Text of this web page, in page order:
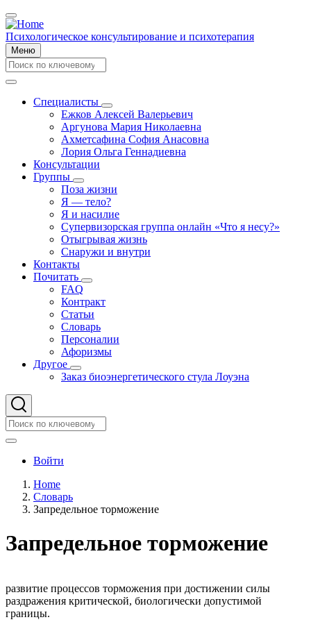
Перейти
к
основному
содержанию
Психологическое консультирование и психотерапия
Меню
Search
Search
navigation
Специалисты
Специалисты
подменю
Ежков Алексей Валерьевич
Аргунова Мария Николаевна
Ахметсафина София Анасовна
Лория Ольга Геннадиевна
Консультации
Группы
Группы
подменю
Поза жизни
Я — тело?
Я и насилие
Супервизорская группа онлайн «Что я несу?»
Отыгрывая жизнь
Снаружи и внутри
Контакты
Почитать
Почитать
FAQ
Контракт
Статьи
Словарь
Персоналии
Афоризмы
Другое
Другое
подменю
Заказ биоэнергетического стула Лоуэна
Search
Search
User
menu
Войти
Строка
навигации
Home
Словарь
Запредельное торможение
Запредельное торможение
развитие процессов торможения при достижении силы
раздражения критической, биологически допустимой
границы.